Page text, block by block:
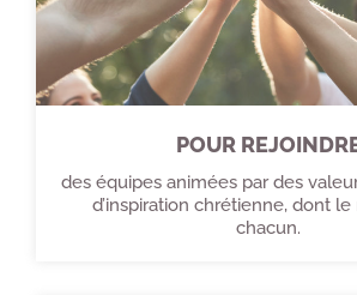
POUR
des équipes animées par des
d’inspiration chrétienne, dont
chacun.